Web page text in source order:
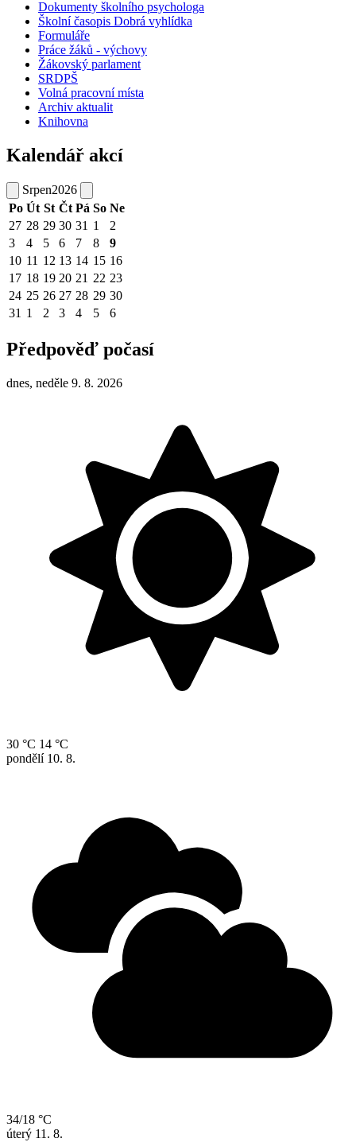
Dokumenty školního psychologa
Školní časopis Dobrá vyhlídka
Formuláře
Práce žáků - výchovy
Žákovský parlament
SRDPŠ
Volná pracovní místa
Archiv aktualit
Knihovna
Kalendář akcí
Srpen2026
Po Út St Čt Pá So Ne
27 28 29 30 31 1
2
3
4 5 6 7 8
9
10 11 12 13 14 15 16
17 18 19 20 21 22 23
24 25 26 27 28 29 30
31 1 2 3 4 5 6
Předpověď počasí
dnes, neděle 9. 8. 2026
30 °C 14 °C
pondělí 10. 8.
34/18 °C
úterý 11. 8.